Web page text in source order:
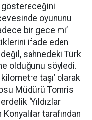
göstereceğini
oyununu
bir gece mi’
ifade eden
sahnedeki Türk
olduğunu söyledi.
kilometre taşı’ olarak
Müdürü Tomris
‘Yıldızlar
tarafından